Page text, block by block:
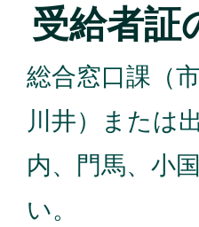
受給者証
総合窓口課（
川井）または
内、門馬、小
い。